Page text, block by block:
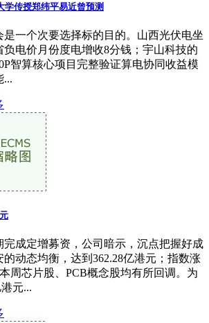
学传授郑纬平易近曾预测
是一个次要选择标的目的。山西光伏电坐
负电价月份度电增收8分钱；宇山科技的
智算核心项目完整验证算电协同收益模
...
完成定增募资，公司暗示，沉点把握好成
的动态均衡，达到362.28亿港元；指数涨
周芯片股、PCB概念股均有所回调。为
元...